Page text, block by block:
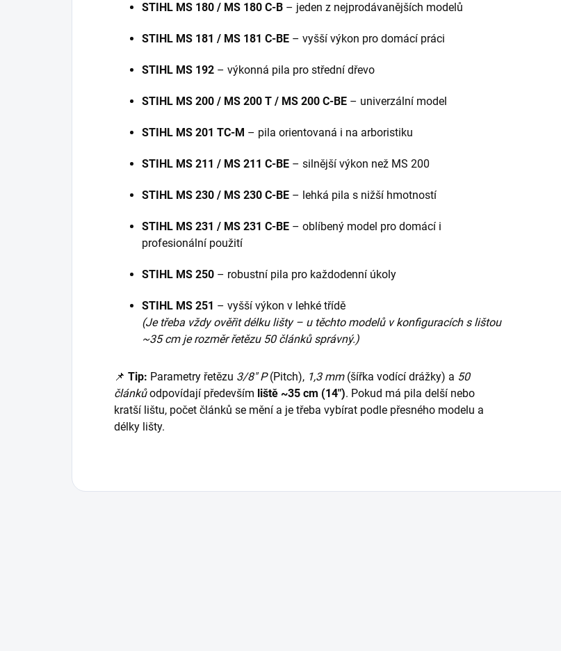
STIHL MS 180 / MS 180 C-B – jeden z nejprodávanějších modelů
STIHL MS 181 / MS 181 C-BE – vyšší výkon pro domácí práci
STIHL MS 192 – výkonná pila pro střední dřevo
STIHL MS 200 / MS 200 T / MS 200 C-BE – univerzální model
STIHL MS 201 TC-M – pila orientovaná i na arboristiku
STIHL MS 211 / MS 211 C-BE – silnější výkon než MS 200
STIHL MS 230 / MS 230 C-BE – lehká pila s nižší hmotností
STIHL MS 231 / MS 231 C-BE – oblíbený model pro domácí i
profesionální použití
STIHL MS 250 – robustní pila pro každodenní úkoly
STIHL MS 251 – vyšší výkon v lehké třídě
(Je třeba vždy ověřit délku lišty – u těchto modelů v konfiguracích s lištou
~35 cm je rozměr řetězu 50 článků správný.)
📌 Tip: Parametry řetězu 3/8″ P(Pitch), 1,3 mm(šířka vodící drážky) a 50
článkůodpovídají především liště ~35 cm (14″). Pokud má pila delší nebo
kratší lištu, počet článků se mění a je třeba vybírat podle přesného modelu a
délky lišty.